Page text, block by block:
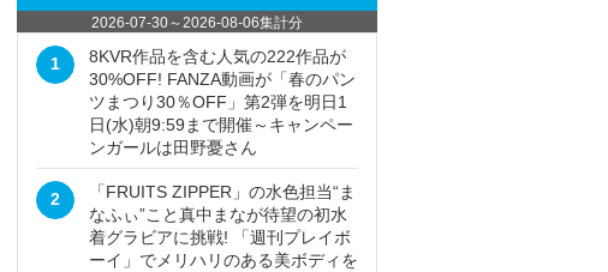
2026-07-30～2026-08-06集計分
1
8KVR作品を含む人気の222作品が
30%OFF! FANZA動画が「春のパン
ツまつり30％OFF」第2弾を明日1
日(水)朝9:59まで開催～キャンペー
ンガールは田野憂さん
2
「FRUITS ZIPPER」の水色担当“ま
なふぃ”こと真中まなが待望の初水
着グラビアに挑戦! 「週刊プレイボ
ーイ」でメリハリのある美ボディを